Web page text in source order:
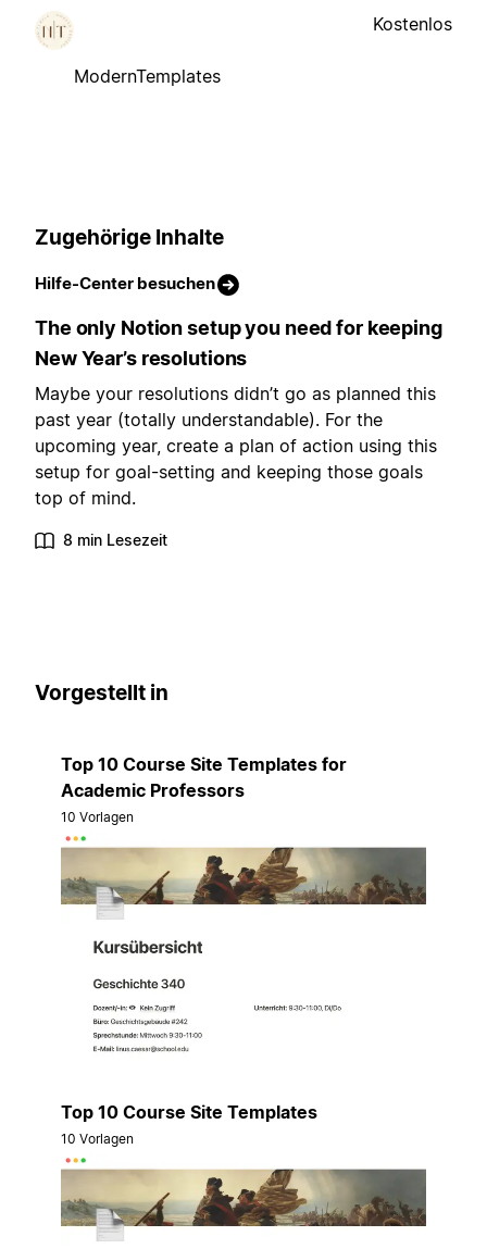
ModernTemplates
Kostenlos
Zugehörige Inhalte
Hilfe-Center besuchen
The only Notion setup you need for keeping
New Year’s resolutions
Maybe your resolutions didn’t go as planned this
past year (totally understandable). For the
upcoming year, create a plan of action using this
setup for goal-setting and keeping those goals
top of mind.
8 min Lesezeit
Vorgestellt in
Top 10 Course Site Templates for
Academic Professors
10 Vorlagen
Top 10 Course Site Templates
10 Vorlagen